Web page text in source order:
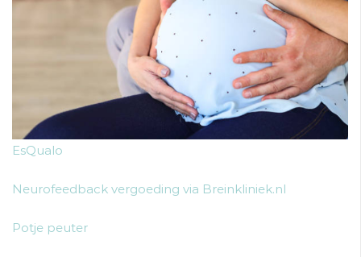
EsQualo
Neurofeedback vergoeding via Breinkliniek.nl
Potje peuter